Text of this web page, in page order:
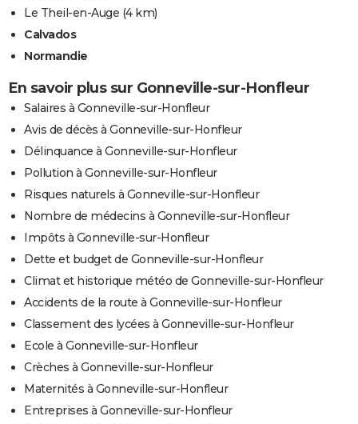
Le Theil-en-Auge (4 km)
Calvados
Normandie
En savoir plus sur Gonneville-sur-Honfleur
Salaires à Gonneville-sur-Honfleur
Avis de décès à Gonneville-sur-Honfleur
Délinquance à Gonneville-sur-Honfleur
Pollution à Gonneville-sur-Honfleur
Risques naturels à Gonneville-sur-Honfleur
Nombre de médecins à Gonneville-sur-Honfleur
Impôts à Gonneville-sur-Honfleur
Dette et budget de Gonneville-sur-Honfleur
Climat et historique météo de Gonneville-sur-Honfleur
Accidents de la route à Gonneville-sur-Honfleur
Classement des lycées à Gonneville-sur-Honfleur
Ecole à Gonneville-sur-Honfleur
Crèches à Gonneville-sur-Honfleur
Maternités à Gonneville-sur-Honfleur
Entreprises à Gonneville-sur-Honfleur